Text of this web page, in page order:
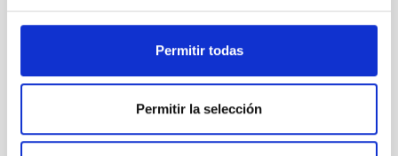
Permitir todas
Permitir la selección